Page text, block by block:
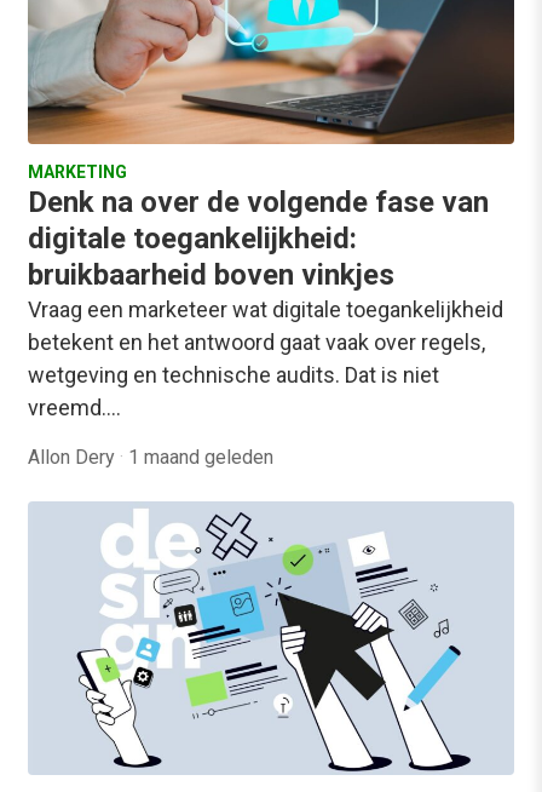
MARKETING
Denk na over de volgende fase van
digitale toegankelijkheid:
bruikbaarheid boven vinkjes
Vraag een marketeer wat digitale toegankelijkheid
betekent en het antwoord gaat vaak over regels,
wetgeving en technische audits. Dat is niet
vreemd.…
Allon Dery · 1 maand geleden